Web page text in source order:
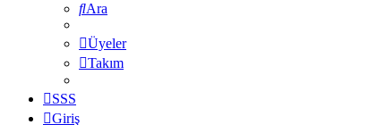
Ara
Üyeler
Takım
SSS
Giriş